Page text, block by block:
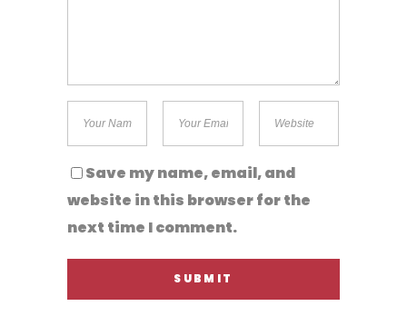
Save my name, email, and
website in this browser for the
next time I comment.